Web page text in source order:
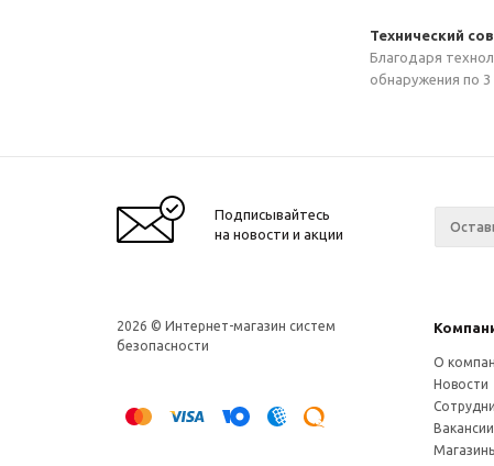
Технический
Благодаря
обнаружения по
Подписывайтесь
на новости и акции
2026 © Интернет-магазин систем
безопасности
О
Новости
Вакансии